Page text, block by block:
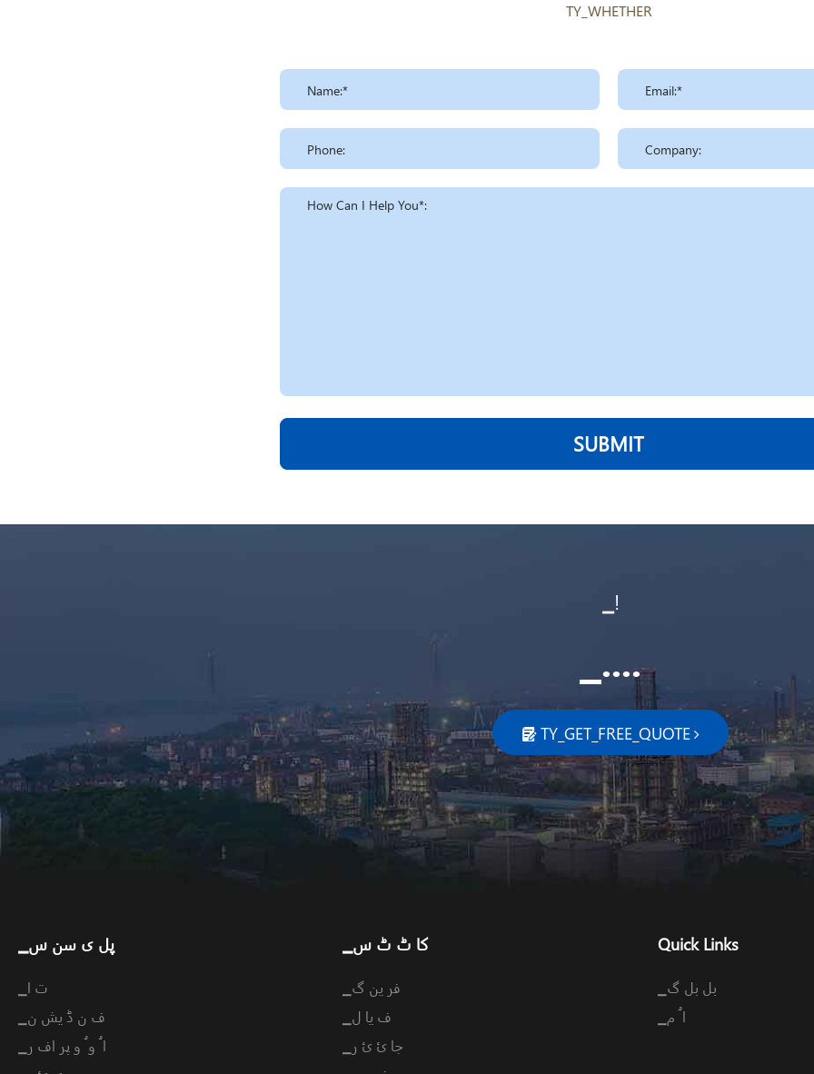
TY_WHETHER
SUBMIT
▁!
▁....
 TY_GET_FREE_QUOTE
▁پل ی سن س
▁ت ا
▁ف ن ڈ یش ن
▁ا ُ و ُ و پر اف ر
▁کا ٹ ٹ س
▁فر ین گ
▁ف یا ل
▁جا ئ ئ ر
Quick Links
▁بل بل گ
▁ا ُ م